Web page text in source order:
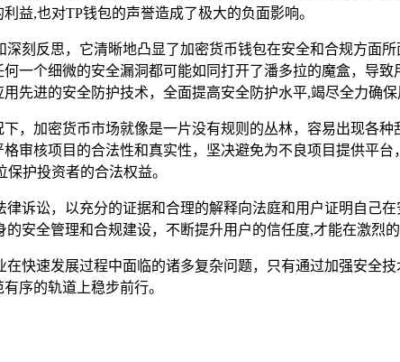
益,也对TP钱包的声誉造成了极大的负面影响。
刻反思，它清晰地凸显了加密货币钱包在安全和合规方面
一个细微的安全漏洞都可能如同打开了潘多拉的魔盒，导
先进的安全防护技术，全面提高安全防护水平,竭尽全力确保
，加密货币市场就像是一片没有规则的丛林，容易出现各
审核项目的合法性和真实性，坚决避免为不良项目提供平
护投资者的合法权益。
诉讼，以充分的证据和合理的解释向法庭和用户证明自己
安全管理和合规建设，不断提升用户的信任度,才能在激烈
快速发展过程中面临的诸多复杂问题，只有通过加强安全
序的轨道上稳步前行。